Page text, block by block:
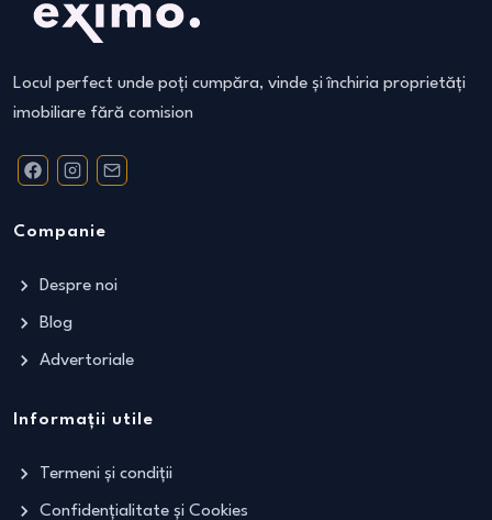
Locul perfect unde poți cumpăra, vinde și închiria proprietăți
imobiliare fără comision
Companie
Despre noi
Blog
Advertoriale
Informații utile
Termeni și condiții
Confidențialitate și Cookies